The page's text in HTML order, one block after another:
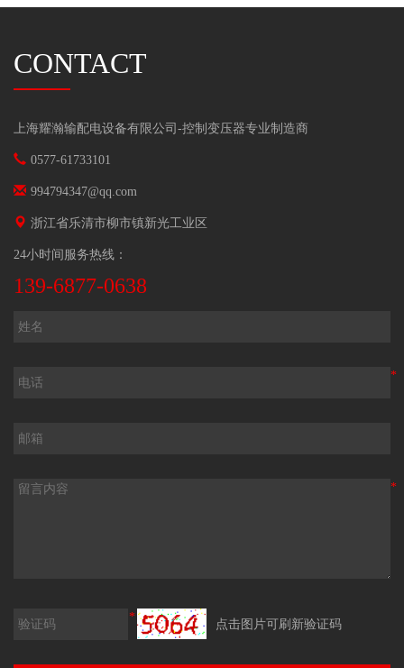
CONTACT
上海耀瀚输配电设备有限公司-控制变压器专业制造商
0577-61733101
994794347@qq.com
浙江省乐清市柳市镇新光工业区
24小时间服务热线：
139-6877-0638
*
*
*
点击图片可刷新验证码